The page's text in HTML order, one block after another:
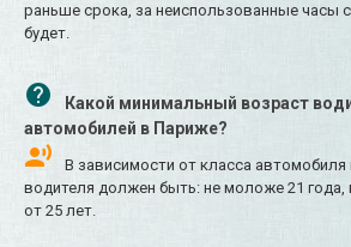
раньше срока, за неиспользованные часы
будет.
Какой минимальный возраст
автомобилей в Париже?
В зависимости от класса
водителя должен быть: не моложе 21 года,
от 25 лет.